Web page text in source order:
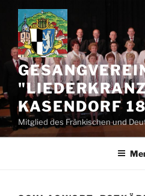
Zum
Inhalt
springen
KASENDORF
Mitglied des Fränkischen und